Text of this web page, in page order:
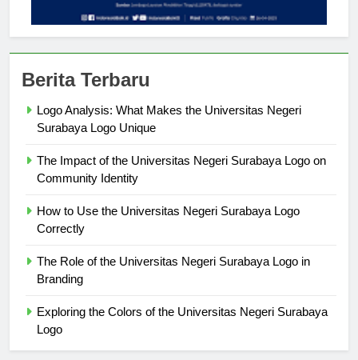
Logo Analysis: What Makes the Universitas Negeri
The Impact of the Universitas Negeri Surabaya Logo on
How to Use the Universitas Negeri Surabaya Logo
The Role of the Universitas Negeri Surabaya Logo in
Exploring the Colors of the Universitas Negeri Surabaya